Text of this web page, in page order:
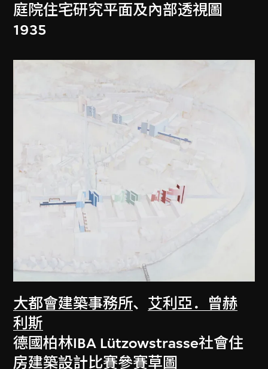
庭院住宅研究平面及內部透視圖
1935
大都會建築事務所、 艾利亞．曾赫
利斯
德國柏林IBA Lützowstrasse社會住
房建築設計比賽參賽草圖